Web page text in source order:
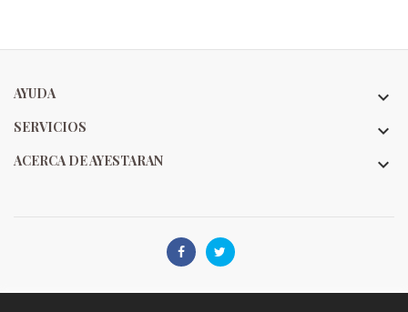
AYUDA 
SERVICIOS 
ACERCA DE AYESTARAN 
 